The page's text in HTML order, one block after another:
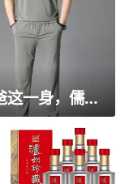
百元出头买一套！父亲节送爸爸这一身，儒雅有型还凉爽